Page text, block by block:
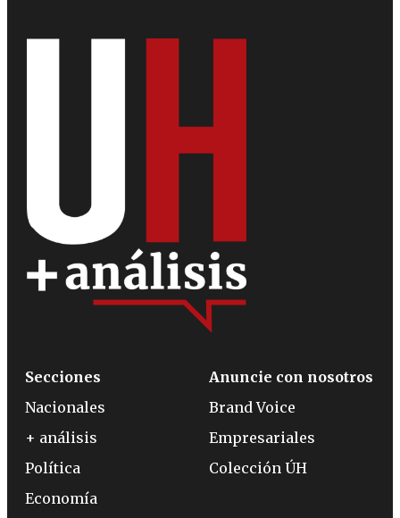
Secciones
Nacionales
+ análisis
Política
Economía
Anuncie con nosotros
Brand Voice
Empresariales
Colección ÚH